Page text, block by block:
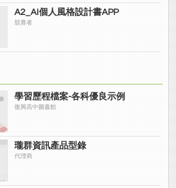
A2_AI個人風格設計書APP
競賽者
學習歷程檔案-各科優良示例
復興高中圖書館
瓏群資訊產品型錄
代理商